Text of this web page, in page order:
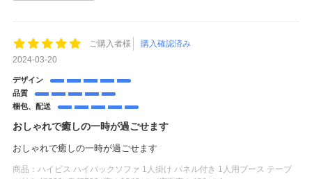
ご購入者様
購入確認済み
2024-03-20
デザイン
品質
梱包、配送
おしゃれで癒しの一時が過ごせます
おしゃれで癒しの一時が過ごせます
商品： ハイビス ハイバックソファ 1人掛け パネル付き 1人用ブース テーブ